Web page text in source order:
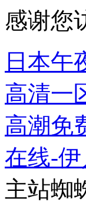
感谢您
日本午
高清一
高潮免
在线-
主站蜘